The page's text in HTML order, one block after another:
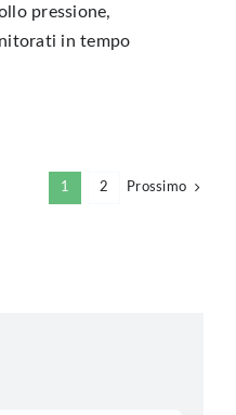
pressione,
in tempo
1 2 Prossimo